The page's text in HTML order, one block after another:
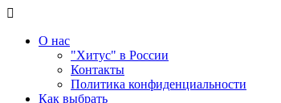
О нас
"Хитус" в России
Контакты
Политика конфиденциальности
Как выбрать